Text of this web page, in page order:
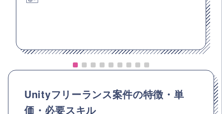
Unityフリーランス案件の特徴・単
価・必要スキル